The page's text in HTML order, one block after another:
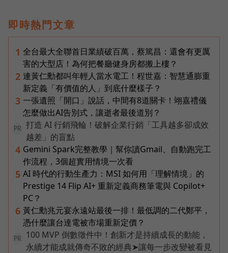
即時熱門文章
1 全台最大全聯首日業績破百萬，蔡篤昌：還會有更厲
害的大型店！為何把餐廳健身房都搬上樓？
2 連黃仁勳都叫年輕人當水電工！程世嘉：智慧通膨重
新定義「有價值的人」到底什麼樣子？
3 一張遺照「開口」說話，中間有8道關卡！翊嘉禮儀
怎麼做出AI告別式，讓逝者最後道別？
PR
打造 AI 行銷飛輪！破解企業行銷「工具越多卻成效
越差」的盲點
4 Gemini Spark完整教學｜幫你讀Gmail、自動跑完工
作流程，3個超實用情境一次看
5 AI 時代的行動生產力：MSI 如何用「理解情境」的
Prestige 14 Flip AI+ 重新定義商務筆電與 Copilot+
PC？
6 黃仁勳兆元宴永遠站最後一排！最低調的二代鄭平，
憑什麼讓台達電被市場重新定價？
PR
100 MVP 倒數徵件中！創新才是持續成長的動能，
永續才能成就傳奇不敗的經典➤讓每一步改變被看見